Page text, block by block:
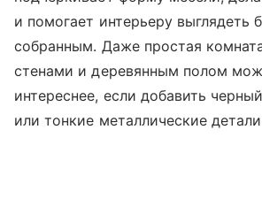
и помогает интерьеру выглядеть
собранным. Даже простая
стенами и деревянным полом
интереснее, если добавить
или тонкие металлические